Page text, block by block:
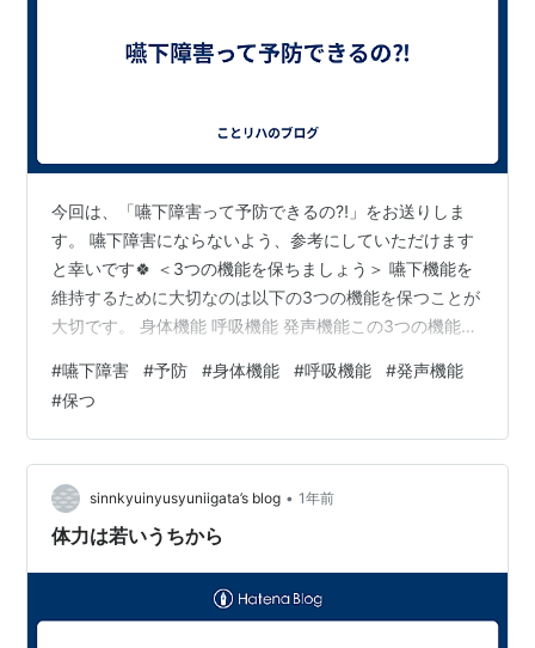
今回は、「嚥下障害って予防できるの⁈」をお送りしま
す。 嚥下障害にならないよう、参考にしていただけます
と幸いです🍀 ＜3つの機能を保ちましょう＞ 嚥下機能を
維持するために大切なのは以下の3つの機能を保つことが
大切です。 身体機能 呼吸機能 発声機能この3つの機能が
くなってしまいます。 ＜よく動き、よく話す＞ 身体機
能、呼吸機能、発声機能を維持するのは何をすればいい
んだろう、 と困ってしまう方がいるかもしれませんが、
難しく考えなくても良いんですよ。 毎日よく動いて、よ
く話せばいいんです。 ただ、これは簡単なようで心がけ
ていないと疎かになりがちです…
#嚥下障害 #予防 #身体機能 #呼吸機能 #発声機能
#保つ
sinnkyuinyusyuniigata’s blog • 1年前
体力は若いうちから